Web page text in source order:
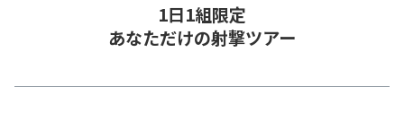
1日1組限定
あなただけの射撃ツアー